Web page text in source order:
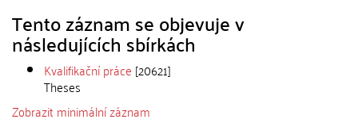
Tento záznam se objevuje v
následujících sbírkách
Kvalifikační práce [20621]
Theses
Zobrazit minimální záznam